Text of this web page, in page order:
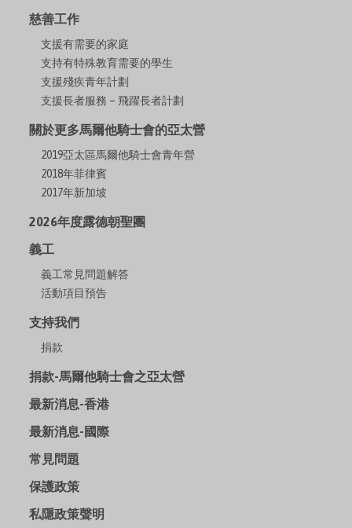
慈善工作
支援有需要的家庭
支持有特殊教育需要的學生
支援殘疾青年計劃
支援長者服務 – 飛躍長者計劃
關於更多馬爾他騎士會的亞太營
2019亞太區馬爾他騎士會青年營
2018年菲律賓
2017年新加坡
2026年度露德朝聖團
義工
義工常見問題解答
活動項目預告
支持我們
捐款
捐款-馬爾他騎士會之亞太營
最新消息-香港
最新消息-國際
常見問題
保護政策
私隱政策聲明